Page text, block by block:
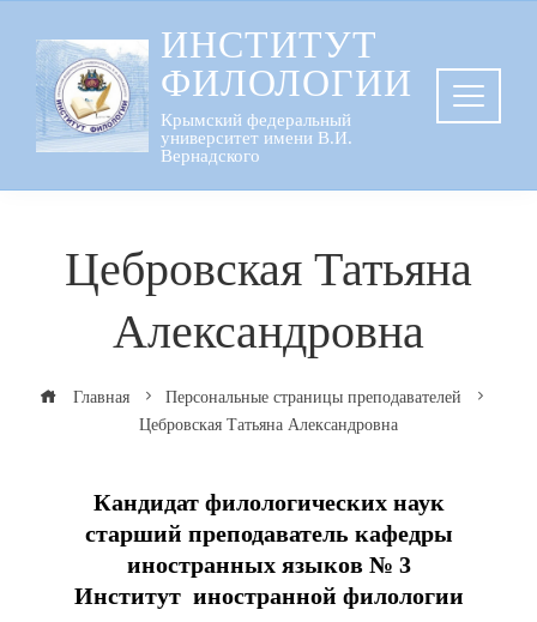
содержанию
ИНСТИТУТ
ФИЛОЛОГИИ
Крымский федеральный
университет имени В.И.
Вернадского
Цебровская Татьяна
Александровна
Главная
Персональные страницы преподавателей
Цебровская Татьяна Александровна
Кандидат филологических наук
старший преподаватель кафедры
иностранных языков № 3
Институт иностранной филологии